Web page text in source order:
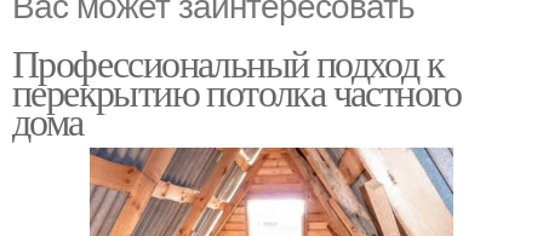
Профессиональный подход к
перекрытию потолка частного
дома